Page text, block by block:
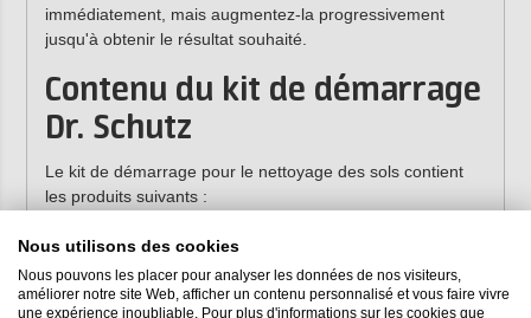
immédiatement, mais augmentez-la progressivement
jusqu'à obtenir le résultat souhaité.
Contenu du kit de démarrage
Dr. Schutz
Le kit de démarrage pour le nettoyage des sols contient
les produits suivants :
Produit
Nettoyant de base R 750 ml
Nous utilisons des cookies
Nous pouvons les placer pour analyser les données de nos visiteurs,
améliorer notre site Web, afficher un contenu personnalisé et vous faire vivre
une expérience inoubliable. Pour plus d'informations sur les cookies que